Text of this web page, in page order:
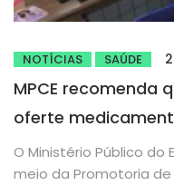
NOTÍCIAS SAÚDE
MPCE recomenda
oferte
unidades de saúde
O Ministério Público do
meio da Promotoria